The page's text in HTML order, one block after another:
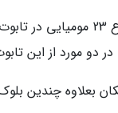
در مجموع 23
در دو مورد از این
بعلاوه چندین